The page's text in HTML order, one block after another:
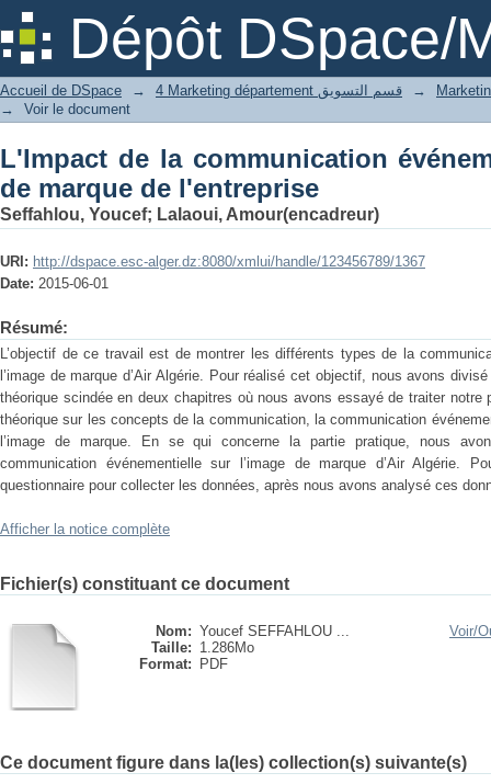
Dépôt DSpace/
L'Impact de la communication
l'entreprise
Accueil de DSpace → 4 Marketing département قسم التسويق
→
→
Voir le document
L'Impact de la communication
de marque de l'entreprise
Seffahlou, Youcef; Lalaoui, Amour(encadreur)
URI: http://dspace.esc-alger.dz:8080/xmlui/handle/123456789/1367
Date: 2015-06-01
Résumé:
L’objectif de ce travail est de montrer les différents types de la
l’image de marque d’Air Algérie. Pour réalisé cet objectif, nous avons
théorique scindée en deux chapitres où nous avons essayé de traiter notre
théorique sur les concepts de la communication, la communication
l’image de marque. En se qui concerne la partie pratique, nous
communication événementielle sur l’image de marque d’Air Algérie.
questionnaire pour collecter les données, après nous avons analysé ces
Afficher la notice complète
Fichier(s) constituant ce document
Nom: Youcef SEFFAHLOU ...
Taille: 1.286Mo
Format:
PDF
Voir/
Ce document figure dans la(les) collection(s) suivante(s)